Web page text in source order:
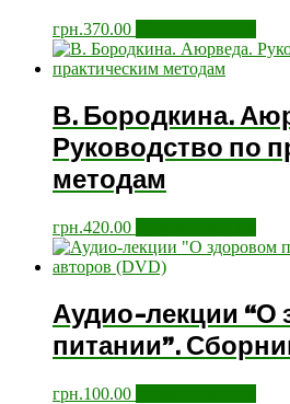
грн.370.00
В. Бородкина.
Руководство по
методам
грн.420.00
Аудио-лекции “О
питании”.
грн.100.00